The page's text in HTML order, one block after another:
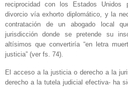
reciprocidad con los Estados Unidos
divorcio vía exhorto diplomático, y la
contratación de un abogado local
jurisdicción donde se pretende su
altísimos que convertiría “en letra
justicia” (ver fs. 74).
El acceso a la justicia o derecho a la
derecho a la tutela judicial efectiva- ha